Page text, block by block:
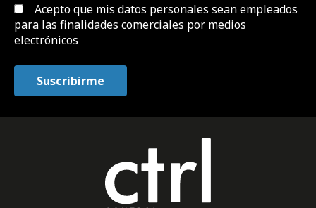
Acepto que mis datos personales sean empleados
para las finalidades comerciales por medios
electrónicos